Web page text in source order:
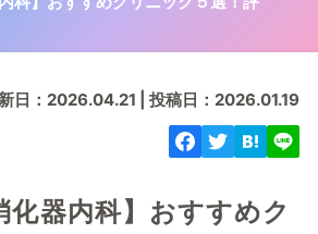
全身 心
日：2026.04.21 | 投稿日：2026.01.19
化器内科】おすすめク